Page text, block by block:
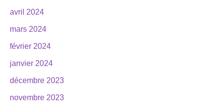
avril 2024
mars 2024
février 2024
janvier 2024
décembre 2023
novembre 2023